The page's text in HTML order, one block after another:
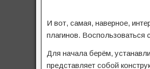
И вот, самая, наверное,
плагинов. Воспользоваться
Для начала берём,
представляет собой